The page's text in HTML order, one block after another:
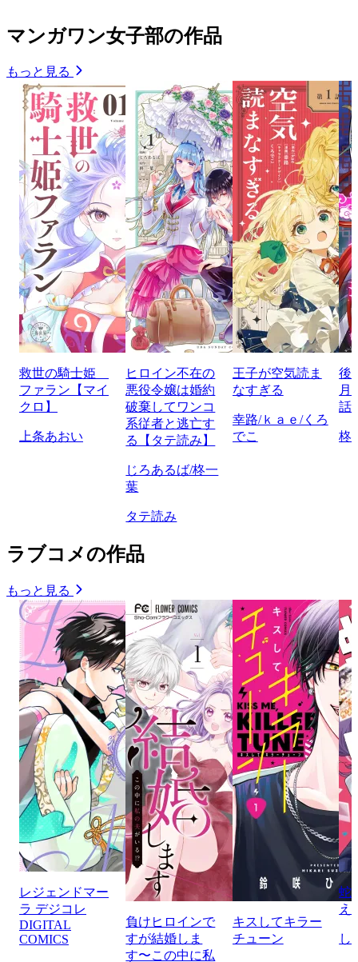
マンガワン女子部の作品
もっと見る
救世の騎士姫
ファラン【マイ
クロ】
上条あおい
ヒロイン不在の
悪役令嬢は婚約
破棄してワンコ
系従者と逃亡す
る【タテ読み】
じろあるば/柊一
葉
タテ読み
王子が空気読ま
なすぎる
幸路/ｋａｅ/くろ
でこ
後
月
話
柊
ラブコメの作品
もっと見る
レジェンドマー
ラ デジコレ
DIGITAL
COMICS
負けヒロインで
すが結婚しま
す〜この中に私
キスしてキラー
チューン
蛇
え
し